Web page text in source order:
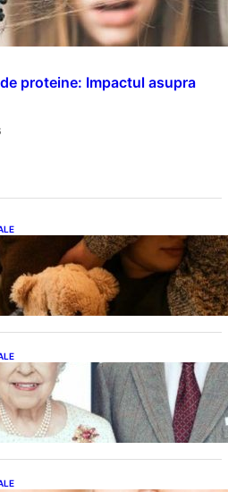
proteine: Impactul asupra
Câte Ore Trebuie Să Dormi
Vârstă și Impactul Asupra
în Rândul Celebrităților: Lecții
Philip și a Altora care Au
de a Împlini 100 de Ani